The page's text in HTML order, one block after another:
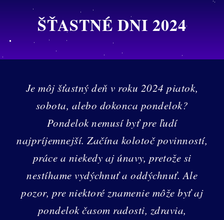
ŠŤASTNÉ DNI 2024
Je môj šťastný deň v roku 2024 piatok,
sobota, alebo dokonca pondelok?
Pondelok nemusí byť pre ľudí
najpríjemnejší. Začína kolotoč povinností,
práce a niekedy aj únavy, pretože si
nestíhame vydýchnuť a oddýchnuť. Ale
pozor, pre niektoré znamenie môže byť aj
pondelok časom radosti, zdravia,